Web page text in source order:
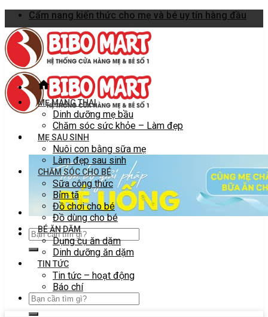
Skip
to
content
Cẩm nang kiến thức cho mẹ và bé uy tín hàng đầu
MẸ MANG THAI
Dinh dưỡng mẹ bầu
Chăm sóc sức khỏe – Làm đẹp
MẸ SAU SINH
Nuôi con bằng sữa mẹ
Làm đẹp sau sinh
CHĂM SÓC CHO BÉ
Sữa công thức
Bỉm tã
Đồ chơi cho bé
Đồ dùng cho bé
BÉ ĂN DẶM
Dụng cụ ăn dặm
Dinh dưỡng ăn dặm
TIN TỨC
Tin tức – hoạt động
Báo chí